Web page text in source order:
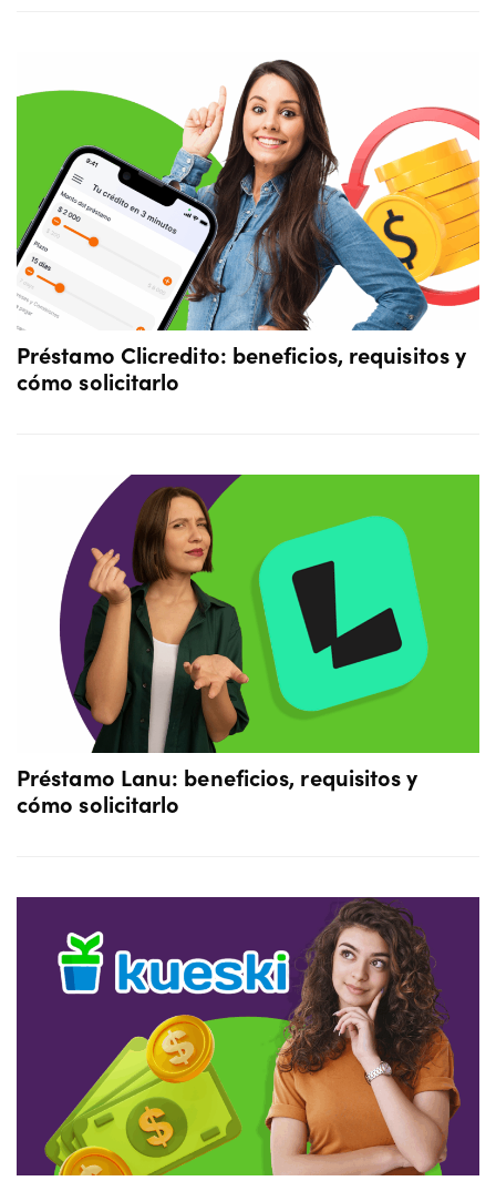
Préstamo Clicredito: beneficios, requisitos y
cómo solicitarlo
Préstamo Lanu: beneficios, requisitos y
cómo solicitarlo